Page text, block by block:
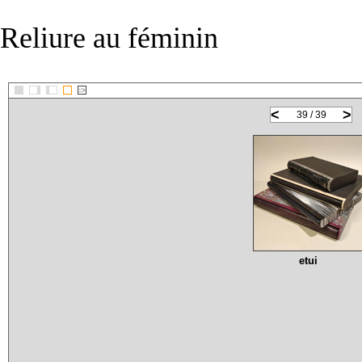
Reliure au féminin
::>
< >
39 / 39
etui